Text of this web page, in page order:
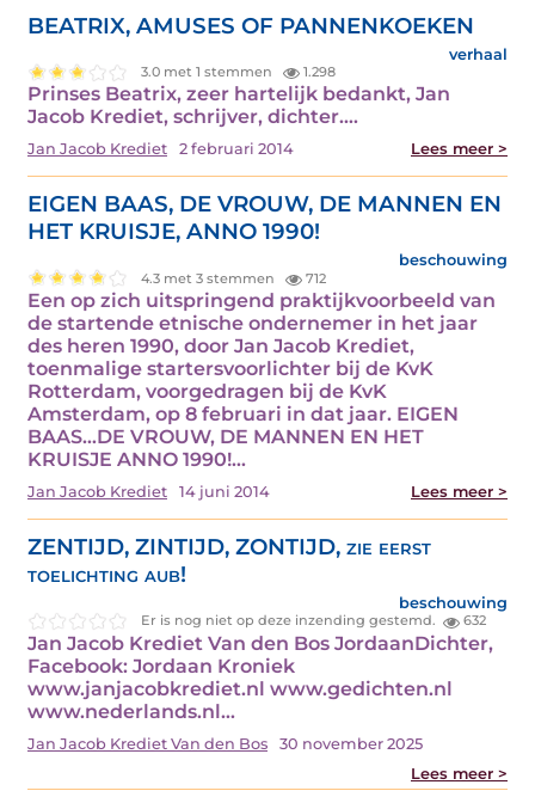
BEATRIX, AMUSES OF PANNENKOEKEN
verhaal
3.0 met 1 stemmen 1.298
Prinses Beatrix, zeer hartelijk bedankt, Jan
Jacob Krediet, schrijver, dichter.…
Jan Jacob Krediet 2 februari 2014 Lees meer >
EIGEN BAAS, DE VROUW, DE MANNEN EN
HET KRUISJE, ANNO 1990!
beschouwing
4.3 met 3 stemmen 712
Een op zich uitspringend praktijkvoorbeeld van
de startende etnische ondernemer in het jaar
des heren 1990, door Jan Jacob Krediet,
toenmalige startersvoorlichter bij de KvK
Rotterdam, voorgedragen bij de KvK
Amsterdam, op 8 februari in dat jaar. EIGEN
BAAS…DE VROUW, DE MANNEN EN HET
KRUISJE ANNO 1990!…
Jan Jacob Krediet 14 juni 2014 Lees meer >
ZENTIJD, ZINTIJD, ZONTIJD, zie eerst
toelichting aub!
beschouwing
Er is nog niet op deze inzending gestemd. 632
Jan Jacob Krediet Van den Bos JordaanDichter,
Facebook: Jordaan Kroniek
www.janjacobkrediet.nl www.gedichten.nl
www.nederlands.nl…
Jan Jacob Krediet Van den Bos
30 november 2025
Lees meer >